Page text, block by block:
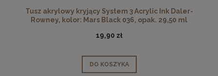
Tusz akrylowy kryjący System 3 Acrylic Ink Daler-
Rowney, kolor: Mars Black 036, opak. 29,50 ml
19,90 zł
DO KOSZYKA